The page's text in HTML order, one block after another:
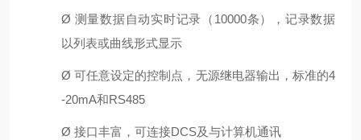
Ø 测量数据自动实时记录 （ 10000条）， 记录数据
以列表或曲线形式显示
Ø可任意设定的控制点 ，无源继电器输出， 标准的4
-20mA和RS485
Ø 接口丰富，可连接DCS及与计算机通讯